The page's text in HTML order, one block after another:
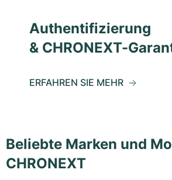
Authentifizierung
& CHRONEXT-
ERFAHREN SIE MEHR
Beliebte Marken und
CHRONEXT